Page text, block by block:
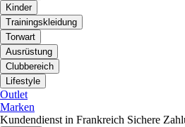
Kinder
Trainingskleidung
Torwart
Ausrüstung
Clubbereich
Lifestyle
Outlet
Marken
Kundendienst in Frankreich Sichere